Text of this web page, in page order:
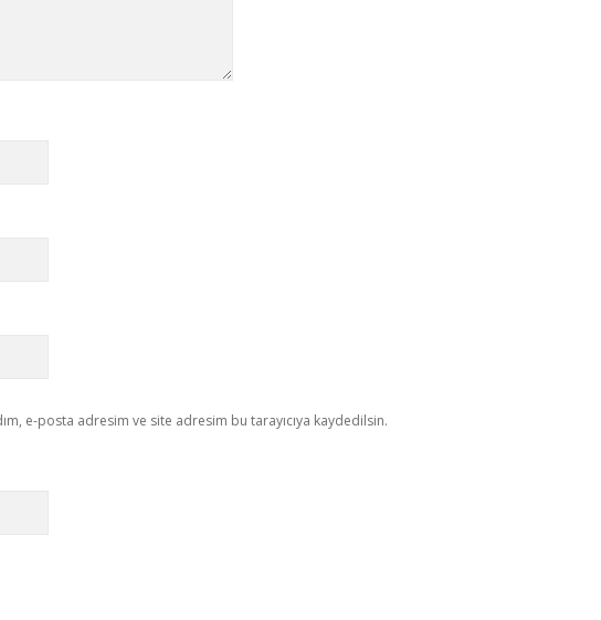
e-posta adresim ve site adresim bu tarayıcıya kaydedilsin.